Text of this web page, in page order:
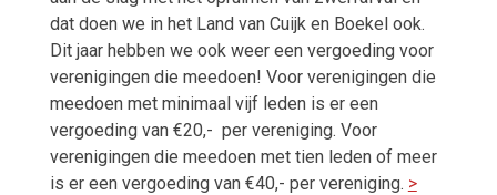
dat doen we in het Land van Cuijk en Boekel ook.
Dit jaar hebben we ook weer een vergoeding voor
verenigingen die meedoen! Voor verenigingen die
meedoen met minimaal vijf leden is er een
vergoeding van €20,- per vereniging. Voor
verenigingen die meedoen met tien leden of meer
is er een vergoeding van €40,- per vereniging. >